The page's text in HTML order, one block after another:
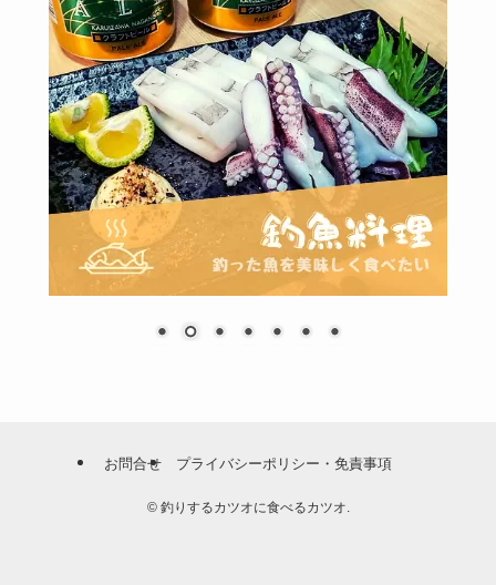
お問合せ プライバシーポリシー・免責事項
©釣りするカツオに食べるカツオ.